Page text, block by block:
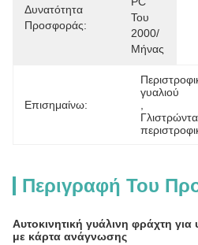
Δυνατότητα
Προσφοράς:
Του
2000/
Μήνας
Επισημαίνω:
γυαλιού
Περιγραφή Του
Αυτοκινητική γυάλινη φράχτη
με κάρτα ανάγνωσης